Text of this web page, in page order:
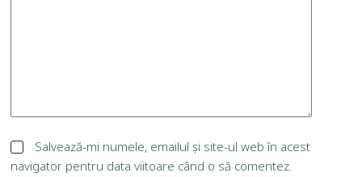
Salvează-mi numele, emailul și site-ul web în acest
navigator pentru data viitoare când o să comentez.